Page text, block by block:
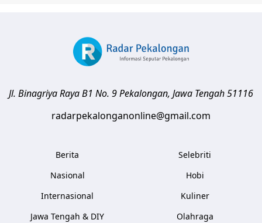
Jl. Binagriya Raya B1 No. 9Pekalongan, Jawa Tengah51116
radarpekalonganonline@gmail.com
Berita
Nasional
Internasional
Jawa Tengah & DIY
Selebriti
Hobi
Kuliner
Olahraga